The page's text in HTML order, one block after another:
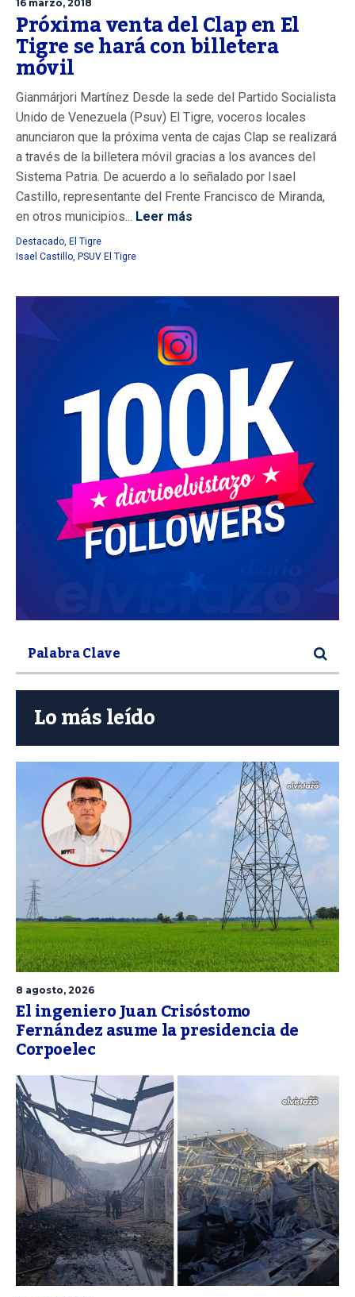
16 marzo, 2018
Próxima venta del Clap en El
Tigre se hará con billetera
móvil
Gianmárjori Martínez Desde la sede del Partido Socialista
Unido de Venezuela (Psuv) El Tigre, voceros locales
anunciaron que la próxima venta de cajas Clap se realizará
a través de la billetera móvil gracias a los avances del
Sistema Patria. De acuerdo a lo señalado por Isael
Castillo, representante del Frente Francisco de Miranda,
en otros municipios... Leer más
Destacado, El Tigre
Isael Castillo, PSUV El Tigre
Lo más leído
8 agosto, 2026
El ingeniero Juan Crisóstomo
Fernández asume la presidencia de
Corpoelec